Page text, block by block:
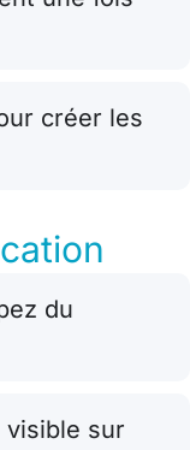
créer les
du
visible sur